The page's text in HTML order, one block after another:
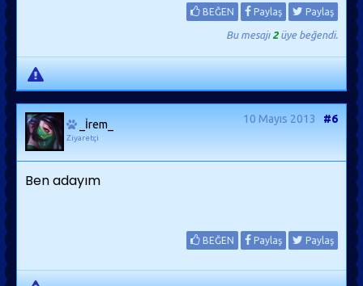
BEĞEN Paylaş Paylaş
Bu mesajı 2üye beğendi.
_İrem_
Ziyaretçi
10 Mayıs 2013 #6
Ben adayım
BEĞEN Paylaş Paylaş